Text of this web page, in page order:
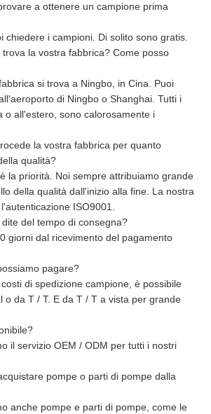
a ottenere un campione prima
chiedere i campioni. Di solito sono gratis.
la vostra fabbrica? Come posso
si trova a Ningbo, in Cina. Puoi
di Ningbo o Shanghai. Tutti i
o all'estero, sono calorosamente i
la vostra fabbrica per quanto
qualità?
la priorità. Noi sempre attribuiamo grande
della qualità dall'inizio alla fine. La nostra
ISO9001.
del tempo di consegna?
giorni dal ricevimento del pagamento
pagare?
di spedizione campione, è possibile
o da T / T. E da T / T a vista per grande
il servizio OEM / ODM per tutti i nostri
pompe o parti di pompe dalla
anche pompe e parti di pompe, come le